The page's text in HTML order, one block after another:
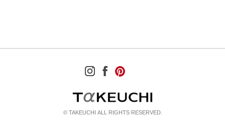
© TAKEUCHI ALL RIGHTS RESERVED.